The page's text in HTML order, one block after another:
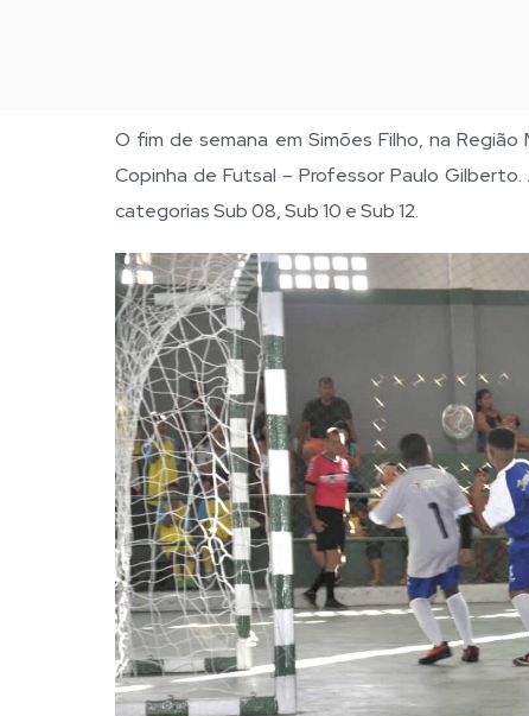
O fim de semana em Simões Filho, na
Copinha de Futsal – Professor Paulo
categorias Sub 08, Sub 10 e Sub 12.